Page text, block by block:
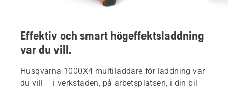
Effektiv och smart högeffektsladdning
var du vill.
Husqvarna 1000X4 multiladdare för laddning var
du vill – i verkstaden, på arbetsplatsen, i din bil